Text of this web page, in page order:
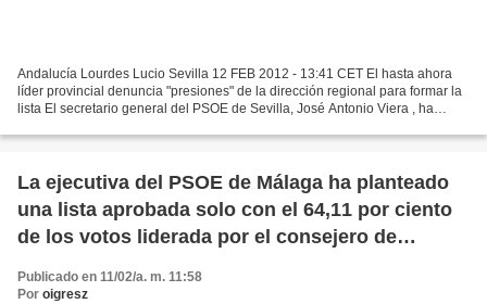
Andalucía Lourdes Lucio Sevilla 12 FEB 2012 - 13:41 CET El hasta ahora
líder provincial denuncia "presiones" de la dirección regional para formar la
lista El secretario general del PSOE de Sevilla, José Antonio Viera , ha
La ejecutiva del PSOE de Málaga ha planteado
una lista aprobada solo con el 64,11 por ciento
de los votos liderada por el consejero de
Publicado en 11/02/a. m. 11:58
Por oigresz